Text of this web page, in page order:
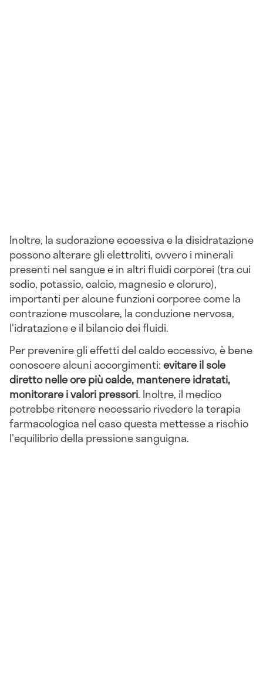
Inoltre, la sudorazione eccessiva e la disidratazione
possono alterare gli elettroliti, ovvero i minerali
presenti nel sangue e in altri fluidi corporei (tra cui
sodio, potassio, calcio, magnesio e cloruro),
importanti per alcune funzioni corporee come la
contrazione muscolare, la conduzione nervosa,
l'idratazione e il bilancio dei fluidi.
Per prevenire gli effetti del caldo eccessivo, è bene
conoscere alcuni accorgimenti:evitare il sole
diretto nelle ore più calde, mantenere idratati,
monitorare i valori pressori. Inoltre, il medico
potrebbe ritenere necessario rivedere la terapia
farmacologica nel caso questa mettesse a rischio
l'equilibrio della pressione sanguigna.